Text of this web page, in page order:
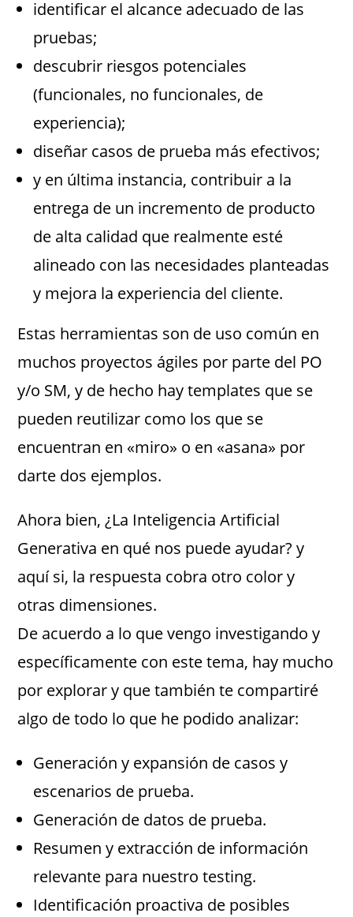
identificar el alcance adecuado de las
pruebas;
descubrir riesgos potenciales
(funcionales, no funcionales, de
experiencia);
diseñar casos de prueba más efectivos;
y en última instancia, contribuir a la
entrega de un incremento de producto
de alta calidad que realmente esté
alineado con las necesidades planteadas
y mejora la experiencia del cliente.
Estas herramientas son de uso común en
muchos proyectos ágiles por parte del PO
y/o SM, y de hecho hay templates que se
pueden reutilizar como los que se
encuentran en «miro» o en «asana» por
darte dos ejemplos.
Ahora bien, ¿La Inteligencia Artificial
Generativa en qué nos puede ayudar? y
aquí si, la respuesta cobra otro color y
otras dimensiones.
De acuerdo a lo que vengo investigando y
específicamente con este tema, hay mucho
por explorar y que también te compartiré
algo de todo lo que he podido analizar:
Generación y expansión de casos y
escenarios de prueba.
Generación de datos de prueba.
Resumen y extracción de información
relevante para nuestro testing.
Identificación proactiva de posibles